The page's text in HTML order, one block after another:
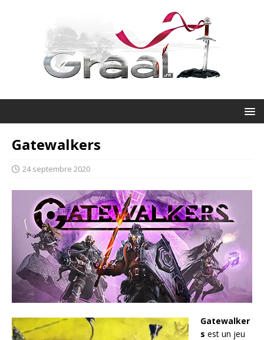
Gatewalkers
24 septembre 2020
Gatewalker
s est un jeu